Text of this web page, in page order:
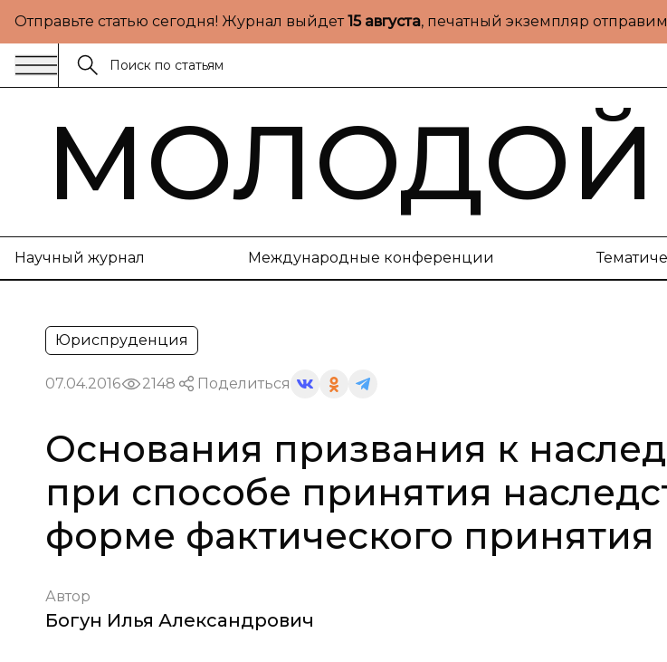
Отправьте статью сегодня! Журнал выйдет15 августа, печатный экземпляр отправим
МОЛОДОЙ
Научный журнал Международные конференции
Юриспруденция
07.04.2016 2148 Поделиться
Основания призвания к
при способе принятия
форме фактического принятия
Автор
Богун Илья Александрович